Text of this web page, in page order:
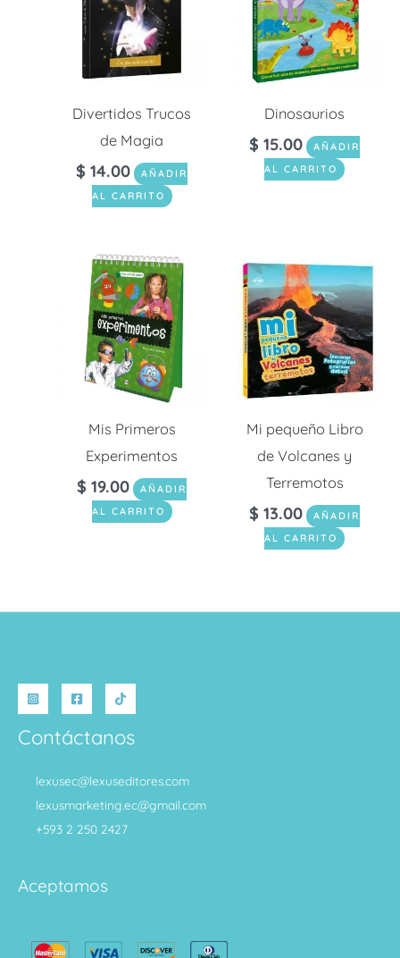
Divertidos Trucos
de Magia
$ 14.00
AÑADIR
AL CARRITO
Dinosaurios
$ 15.00
AÑADIR
AL CARRITO
Mis Primeros
Experimentos
$ 19.00
AÑADIR
AL CARRITO
Mi pequeño Libro
de Volcanes y
Terremotos
$ 13.00
AÑADIR
AL CARRITO
Contáctanos
lexusec@lexuseditores.com
lexusmarketing.ec@gmail.com
+593 2 250 2427
Aceptamos